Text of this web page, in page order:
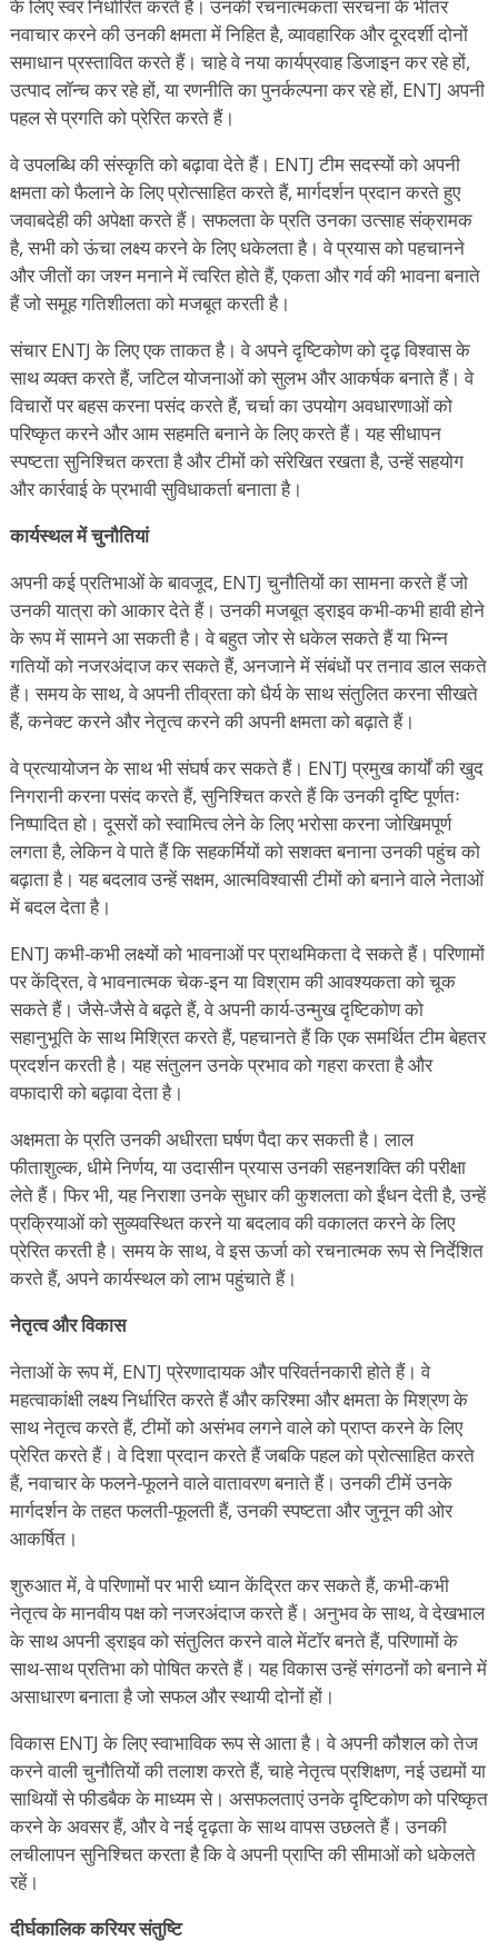
के लिए स्वर निर्धारित करते हैं। उनकी रचनात्मकता संरचना के भीतर
नवाचार करने की उनकी क्षमता में निहित है, व्यावहारिक और दूरदर्शी दोनों
समाधान प्रस्तावित करते हैं। चाहे वे नया कार्यप्रवाह डिजाइन कर रहे हों,
उत्पाद लॉन्च कर रहे हों, या रणनीति का पुनर्कल्पना कर रहे हों, ENTJ अपनी
पहल से प्रगति को प्रेरित करते हैं।
वे उपलब्धि की संस्कृति को बढ़ावा देते हैं। ENTJ टीम सदस्यों को अपनी
क्षमता को फैलाने के लिए प्रोत्साहित करते हैं, मार्गदर्शन प्रदान करते हुए
जवाबदेही की अपेक्षा करते हैं। सफलता के प्रति उनका उत्साह संक्रामक
है, सभी को ऊंचा लक्ष्य करने के लिए धकेलता है। वे प्रयास को पहचानने
और जीतों का जश्न मनाने में त्वरित होते हैं, एकता और गर्व की भावना बनाते
हैं जो समूह गतिशीलता को मजबूत करती है।
संचार ENTJ के लिए एक ताकत है। वे अपने दृष्टिकोण को दृढ़ विश्वास के
साथ व्यक्त करते हैं, जटिल योजनाओं को सुलभ और आकर्षक बनाते हैं। वे
विचारों पर बहस करना पसंद करते हैं, चर्चा का उपयोग अवधारणाओं को
परिष्कृत करने और आम सहमति बनाने के लिए करते हैं। यह सीधापन
स्पष्टता सुनिश्चित करता है और टीमों को संरेखित रखता है, उन्हें सहयोग
और कार्रवाई के प्रभावी सुविधाकर्ता बनाता है।
कार्यस्थल में चुनौतियां
अपनी कई प्रतिभाओं के बावजूद, ENTJ चुनौतियों का सामना करते हैं जो
उनकी यात्रा को आकार देते हैं। उनकी मजबूत ड्राइव कभी-कभी हावी होने
के रूप में सामने आ सकती है। वे बहुत जोर से धकेल सकते हैं या भिन्न
गतियों को नजरअंदाज कर सकते हैं, अनजाने में संबंधों पर तनाव डाल सकते
हैं। समय के साथ, वे अपनी तीव्रता को धैर्य के साथ संतुलित करना सीखते
हैं, कनेक्ट करने और नेतृत्व करने की अपनी क्षमता को बढ़ाते हैं।
वे प्रत्यायोजन के साथ भी संघर्ष कर सकते हैं। ENTJ प्रमुख कार्यों की खुद
निगरानी करना पसंद करते हैं, सुनिश्चित करते हैं कि उनकी दृष्टि पूर्णतः
निष्पादित हो। दूसरों को स्वामित्व लेने के लिए भरोसा करना जोखिमपूर्ण
लगता है, लेकिन वे पाते हैं कि सहकर्मियों को सशक्त बनाना उनकी पहुंच को
बढ़ाता है। यह बदलाव उन्हें सक्षम, आत्मविश्वासी टीमों को बनाने वाले नेताओं
में बदल देता है।
ENTJ कभी-कभी लक्ष्यों को भावनाओं पर प्राथमिकता दे सकते हैं। परिणामों
पर केंद्रित, वे भावनात्मक चेक-इन या विश्राम की आवश्यकता को चूक
सकते हैं। जैसे-जैसे वे बढ़ते हैं, वे अपनी कार्य-उन्मुख दृष्टिकोण को
सहानुभूति के साथ मिश्रित करते हैं, पहचानते हैं कि एक समर्थित टीम बेहतर
प्रदर्शन करती है। यह संतुलन उनके प्रभाव को गहरा करता है और
वफादारी को बढ़ावा देता है।
अक्षमता के प्रति उनकी अधीरता घर्षण पैदा कर सकती है। लाल
फीताशुल्क, धीमे निर्णय, या उदासीन प्रयास उनकी सहनशक्ति की परीक्षा
लेते हैं। फिर भी, यह निराशा उनके सुधार की कुशलता को ईंधन देती है, उन्हें
प्रक्रियाओं को सुव्यवस्थित करने या बदलाव की वकालत करने के लिए
प्रेरित करती है। समय के साथ, वे इस ऊर्जा को रचनात्मक रूप से निर्देशित
करते हैं, अपने कार्यस्थल को लाभ पहुंचाते हैं।
नेतृत्व और विकास
नेताओं के रूप में, ENTJ प्रेरणादायक और परिवर्तनकारी होते हैं। वे
महत्वाकांक्षी लक्ष्य निर्धारित करते हैं और करिश्मा और क्षमता के मिश्रण के
साथ नेतृत्व करते हैं, टीमों को असंभव लगने वाले को प्राप्त करने के लिए
प्रेरित करते हैं। वे दिशा प्रदान करते हैं जबकि पहल को प्रोत्साहित करते
हैं, नवाचार के फलने-फूलने वाले वातावरण बनाते हैं। उनकी टीमें उनके
मार्गदर्शन के तहत फलती-फूलती हैं, उनकी स्पष्टता और जुनून की ओर
आकर्षित।
शुरुआत में, वे परिणामों पर भारी ध्यान केंद्रित कर सकते हैं, कभी-कभी
नेतृत्व के मानवीय पक्ष को नजरअंदाज करते हैं। अनुभव के साथ, वे देखभाल
के साथ अपनी ड्राइव को संतुलित करने वाले मेंटॉर बनते हैं, परिणामों के
साथ-साथ प्रतिभा को पोषित करते हैं। यह विकास उन्हें संगठनों को बनाने में
असाधारण बनाता है जो सफल और स्थायी दोनों हों।
विकास ENTJ के लिए स्वाभाविक रूप से आता है। वे अपनी कौशल को तेज
करने वाली चुनौतियों की तलाश करते हैं, चाहे नेतृत्व प्रशिक्षण, नई उद्यमों या
साथियों से फीडबैक के माध्यम से। असफलताएं उनके दृष्टिकोण को परिष्कृत
करने के अवसर हैं, और वे नई दृढ़ता के साथ वापस उछलते हैं। उनकी
लचीलापन सुनिश्चित करता है कि वे अपनी प्राप्ति की सीमाओं को धकेलते
रहें।
दीर्घकालिक करियर संतुष्टि